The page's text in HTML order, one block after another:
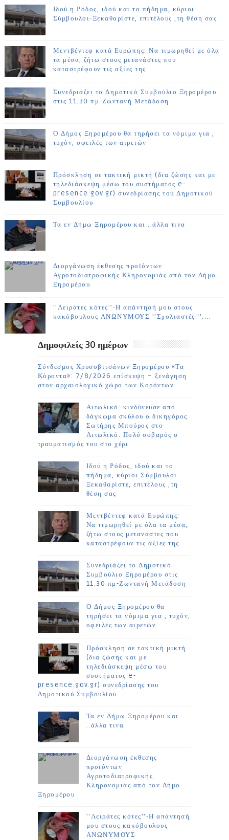
Ιδού η Ρόδος, ιδού και το πήδημα, κύριοι
Σύμβουλοι-Ξεκαθαρίστε, επιτέλους ,τη θέση σας
Μεντβέντεφ κατά Ευρώπης: Να τιμωρηθεί με όλα
τα μέσα, ζήτω στους μετανάστες που
καταστρέφουν τις αξίες της
Συνεδριάζει το Δημοτικό Συμβούλιο Ξηρομέρου
στις 11.30 πμ-Ζωντανή Μετάδοση
Ο Δήμος Ξηρομέρου θα τηρήσει τα νόμιμα για ,
τυχόν, οφειλές των αιρετών
Πρόσκληση σε τακτική μικτή (δια ζώσης και με
τηλεδιάσκεψη μέσω του συστήματος e-
presence.gov.gr) συνεδρίασης του Δημοτικού
Συμβουλίου
Τα εν Δήμω Ξηρομέρου και ..άλλα τινα
Διοργάνωση έκθεσης προϊόντων
Αγροτοδιατροφικής Κληρονομιάς από τον Δήμο
Ξηρομέρου
''Λειράτες κότες''-Η απάντησή μου στους
κακόβουλους ΑΝΩΝΥΜΟΥΣ ''Σχολιαστές.''....
Δημοφιλείς 30 ημέρων
Σύνδεσμος Χρυσοβιτσάνων Ξηρομέρου «Τα
Κόροντα»: 7/8/2026 επίσκεψη – ξενάγηση
στον αρχαιολογικό χώρο των Κορόντων
Αιτωλικό: κινδύνευσε από
δάγκωμα σκύλου ο δικηγόρος
Σωτήρης Μπούρος στο
Αιτωλικό. Πολύ σοβαρός ο
τραυματισμός του στο χέρι
Ιδού η Ρόδος, ιδού και το
πήδημα, κύριοι Σύμβουλοι-
Ξεκαθαρίστε, επιτέλους ,τη
θέση σας
Μεντβέντεφ κατά Ευρώπης:
Να τιμωρηθεί με όλα τα μέσα,
ζήτω στους μετανάστες που
καταστρέφουν τις αξίες της
Συνεδριάζει το Δημοτικό
Συμβούλιο Ξηρομέρου στις
11.30 πμ-Ζωντανή Μετάδοση
Ο Δήμος Ξηρομέρου θα
τηρήσει τα νόμιμα για , τυχόν,
οφειλές των αιρετών
Πρόσκληση σε τακτική μικτή
(δια ζώσης και με
τηλεδιάσκεψη μέσω του
συστήματος e-
presence.gov.gr) συνεδρίασης του
Δημοτικού Συμβουλίου
Τα εν Δήμω Ξηρομέρου και
..άλλα τινα
Διοργάνωση έκθεσης
προϊόντων
Αγροτοδιατροφικής
Κληρονομιάς από τον Δήμο
Ξηρομέρου
''Λειράτες κότες''-Η απάντησή
μου στους κακόβουλους
ΑΝΩΝΥΜΟΥΣ